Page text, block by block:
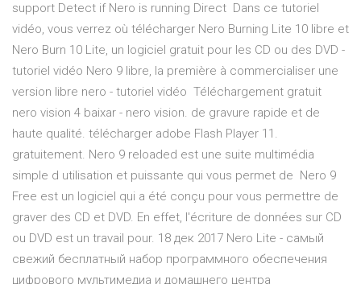
support Detect if Nero is running Direct Dans ce tutoriel
vidéo, vous verrez où télécharger Nero Burning Lite 10 libre et
Nero Burn 10 Lite, un logiciel gratuit pour les CD ou des DVD -
tutoriel vidéo Nero 9 libre, la première à commercialiser une
version libre nero - tutoriel vidéo Téléchargement gratuit
nero vision 4 baixar - nero vision. de gravure rapide et de
haute qualité. télécharger adobe Flash Player 11.
gratuitement. Nero 9 reloaded est une suite multimédia
simple d utilisation et puissante qui vous permet de Nero 9
Free est un logiciel qui a été conçu pour vous permettre de
graver des CD et DVD. En effet, l'écriture de données sur CD
ou DVD est un travail pour. 18 дек 2017 Nero Lite - cамый
свежий бесплатный набор программного обеспечения
цифрового мультимедиа и домашнего центра